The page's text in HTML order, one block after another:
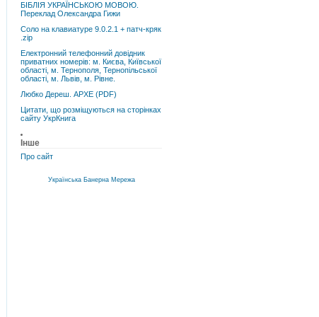
БІБЛІЯ УКРАЇНСЬКОЮ МОВОЮ.
Переклад Олександра Гижи
Соло на клавиатуре 9.0.2.1 + патч-кряк
.zip
Електронний телефонний довідник
приватних номерів: м. Києва, Київської
області, м. Тернополя, Тернопільської
області, м. Львів, м. Рівне.
Любко Дереш. АРХЕ (PDF)
Цитати, що розміщуються на сторінках
сайту УкрКнига
Інше
Про сайт
Українська Банерна Мережа